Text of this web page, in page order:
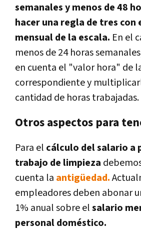
semanales y menos de 48
hacer una regla de tres con
mensual de la escala. En el
menos de 24 horas
en cuenta el "valor hora" de
correspondiente y
cantidad de horas trabajadas.
Otros aspectos para
Para el cálculo del salario a
trabajo de limpieza
cuenta la antigüedad.
empleadores deben abonar
1% anual sobre elsalario
personal doméstico.